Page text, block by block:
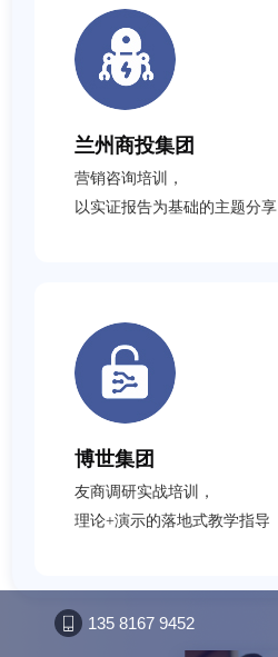
兰州商投集团
营销咨询培训，
以实证报告为基础的主题分享
博世集团
友商调研实战培训，
理论+演示的落地式教学指导
135 8167 9452